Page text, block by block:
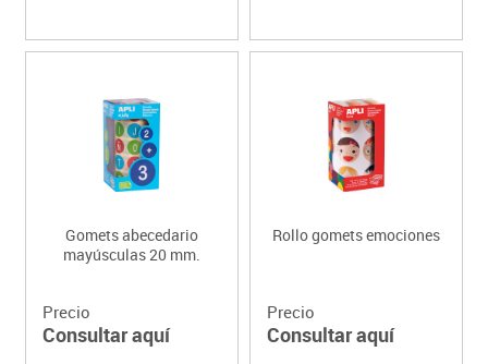
Gomets abecedario
mayúsculas 20 mm.
Precio
Consultar aquí
Rollo gomets emociones
Precio
Consultar aquí